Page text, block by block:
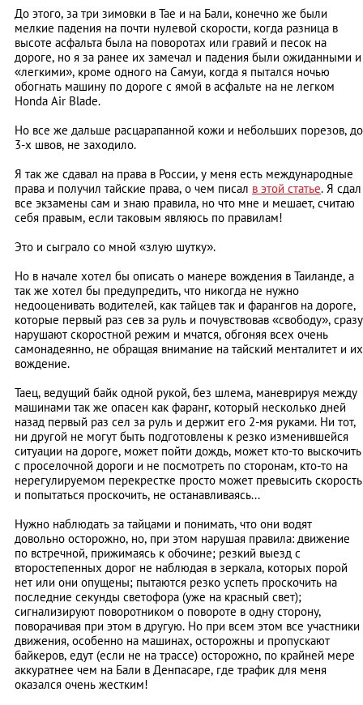
До этого, за три зимовки в Тае и на Бали, конечно же были
мелкие падения на почти нулевой скорости, когда разница в
высоте асфальта была на поворотах или гравий и песок на
дороге, но я за ранее их замечал и падения были ожиданными и
«легкими», кроме одного на Самуи, когда я пытался ночью
обогнать машину по дороге с ямой в асфальте на не легком
Honda Air Blade.
Но все же дальше расцарапанной кожи и небольших порезов, до
3-х швов, не заходило.
Я так же сдавал на права в России, у меня есть международные
права и получил тайские права, о чем писал в этой статье. Я сдал
все экзамены сам и знаю правила, но что мне и мешает, считаю
себя правым, если таковым являюсь по правилам!
Это и сыграло со мной «злую шутку».
Но в начале хотел бы описать о манере вождения в Таиланде, а
так же хотел бы предупредить, что никогда не нужно
недооценивать водителей, как тайцев так и фарангов на дороге,
которые первый раз сев за руль и почувствовав «свободу», сразу
нарушают скоростной режим и мчатся, обгоняя всех очень
самонадеянно, не обращая внимание на тайский менталитет и их
вождение.
Таец, ведущий байк одной рукой, без шлема, маневрируя между
машинами так же опасен как фаранг, который несколько дней
назад первый раз сел за руль и держит его 2-мя руками. Ни тот,
ни другой не могут быть подготовлены к резко изменившейся
ситуации на дороге, может пойти дождь, может кто-то выскочить
с проселочной дороги и не посмотреть по сторонам, кто-то на
нерегулируемом перекрестке просто может превысить скорость
и попытаться проскочить, не останавливаясь...
Нужно наблюдать за тайцами и понимать, что они водят
довольно осторожно, но, при этом нарушая правила: движение
по встречной, прижимаясь к обочине; резкий выезд с
второстепенных дорог не наблюдая в зеркала, которых порой
нет или они опущены; пытаются резко успеть проскочить на
последние секунды светофора (уже на красный свет);
сигнализируют поворотником о повороте в одну сторону,
поворачивая при этом в другую. Но при всем этом все участники
движения, особенно на машинах, осторожны и пропускают
байкеров, едут (если не на трассе) осторожно, по крайней мере
аккуратнее чем на Бали в Денпасаре, где трафик для меня
оказался очень жестким!